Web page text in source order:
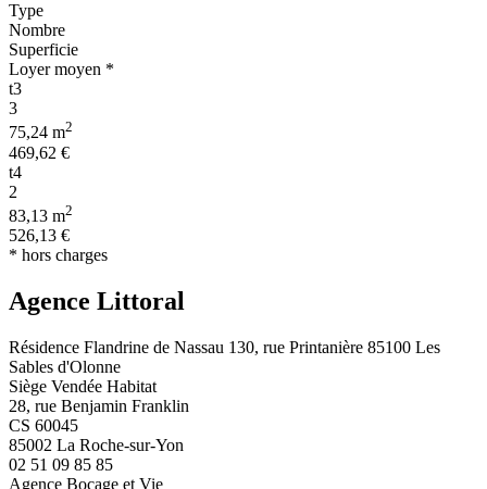
Type
Nombre
Superficie
Loyer moyen *
t3
3
75,24 m2
469,62 €
t4
2
83,13 m2
526,13 €
* hors charges
Agence Littoral
Résidence Flandrine de Nassau 130, rue Printanière 85100 Les
Sables d'Olonne
Siège Vendée Habitat
28, rue Benjamin Franklin
CS 60045
85002 La Roche-sur-Yon
02 51 09 85 85
Agence Bocage et Vie